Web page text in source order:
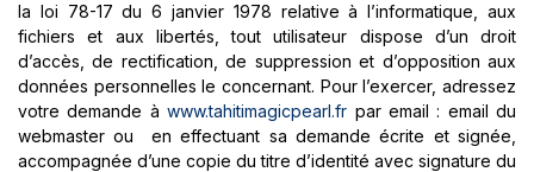
la loi 78-17 du 6 janvier 1978 relative à l’informatique, aux
fichiers et aux libertés, tout utilisateur dispose d’un droit
d’accès, de rectification, de suppression et d’opposition aux
données personnelles le concernant. Pour l’exercer, adressez
votre demande àwww.tahitimagicpearl.fr par email : email du
webmaster ou en effectuant sa demande écrite et signée,
accompagnée d’une copie du titre d’identité avec signature du